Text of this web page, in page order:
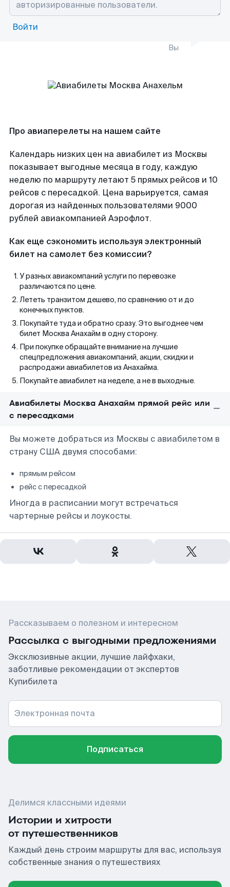
Войти
Вы
Про авиаперелеты на нашем сайте
Календарь низких цен на авиабилет из Москвы
показывает выгодные месяца в году, каждую
неделю по маршруту летают 5 прямых рейсов и 10
рейсов с пересадкой. Цена варьируется, самая
дорогая из найденных пользователями 9000
рублей авиакомпанией Аэрофлот.
Как еще сэкономить используя электронный
билет на самолет без комиссии?
У разных авиакомпаний услуги по перевозке
различаются по цене.
Лететь транзитом дешево, по сравнению от и до
конечных пунктов.
Покупайте туда и обратно сразу. Это выгоднее чем
билет Москва Анахайм в одну сторону.
При покупке обращайте внимание на лучшие
спецпредложения авиакомпаний, акции, скидки и
распродажи авиабилетов из Анахайма.
Покупайте авиабилет на неделе, а не в выходные.
Авиабилеты Москва Анахайм прямой рейс или
с пересадками
Вы можете добраться из Москвы с авиабилетом в
страну США двумя способами:
прямым рейсом
рейс с пересадкой
Иногда в расписании могут встречаться
чартерные рейсы и лоукосты.
Рассказываем о полезном и интересном
Рассылка с выгодными предложениями
Эксклюзивные акции, лучшие лайфхаки,
заботливые рекомендации от экспертов
Купибилета
Электронная почта
Подписаться
Делимся классными идеями
Истории и хитрости
от путешественников
Каждый день строим маршруты для вас, используя
собственные знания о путешествиях